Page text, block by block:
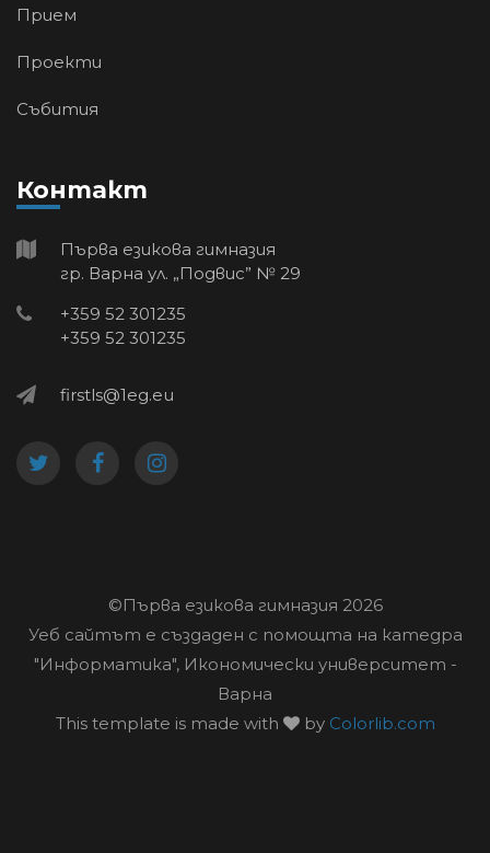
Прием
Проекти
Събития
Контакт
Първа езикова гимназия
гр. Варна ул. „Подвис” № 29
+359 52 301235
+359 52 301235
firstls@1eg.eu
©Първа езикова гимназия 2026
Уеб сайтът е създаден с помощта на катедра
"Информатика", Икономически университет -
Варна
This template is made with
by Colorlib.com